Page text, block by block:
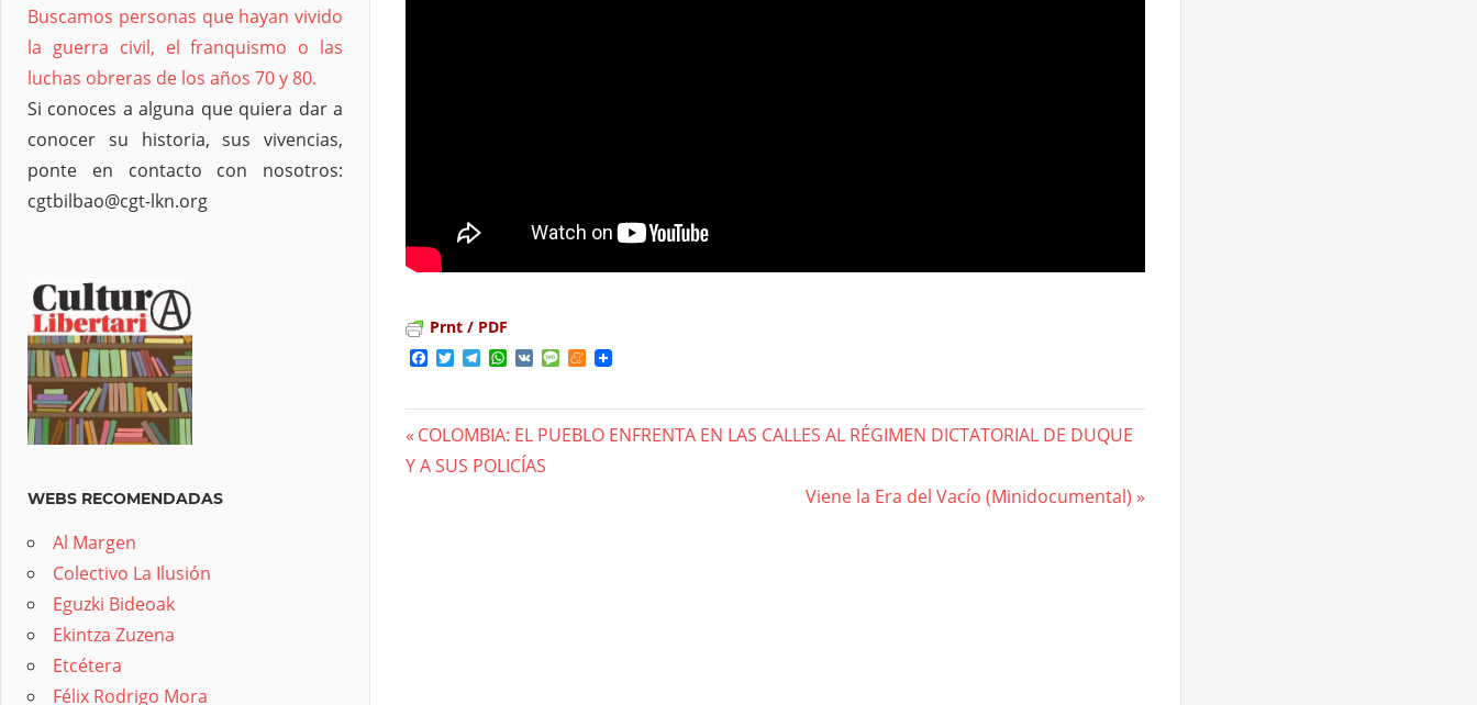
Prnt / PDF
Facebook
TwitterTelegram
WhatsApp
VK MessageMeneame
Navegación
Previous
Post:
COLOMBIA: EL PUEBLO ENFRENTA EN LAS CALLES AL RÉGIMEN DICTATORIAL DE DUQUE
Y A SUS POLICÍAS
Next
Viene la Era del Vacío (Minidocumental)
Buscamos personas que hayan vivido
la guerra civil, el franquismo o las
luchas obreras de los años 70 y 80.
Si conoces a alguna que quiera dar a
conocer su historia, sus vivencias,
ponte en contacto con nosotros:
cgtbilbao@cgt-lkn.org
WEBS RECOMENDADAS
Al Margen
Colectivo La Ilusión
Eguzki Bideoak
Ekintza Zuzena
Etcétera
Félix Rodrigo Mora